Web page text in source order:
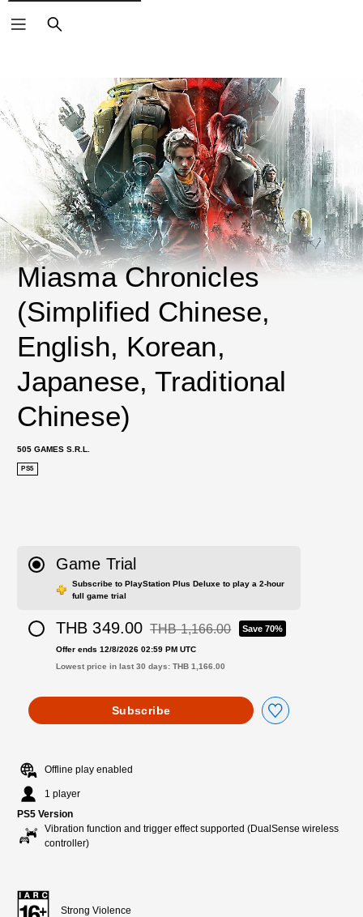
Miasma Chronicles
(Simplified Chinese,
English, Korean,
Japanese, Traditional
Chinese)
505 GAMES S.R.L.
PS5
Game Trial
Subscribe to PlayStation Plus Deluxe to play a 2-hour
full game trial
THB 349.00 Discounted from original price of THB
THB 1,166.00 Save 70%
Offer ends 12/8/2026 02:59 PM UTC
Lowest price in last 30 days: THB 1,166.00
Subscribe
Offline play enabled
1 player
PS5 Version
Vibration function and trigger effect supported (DualSense wireless
controller)
Strong Violence